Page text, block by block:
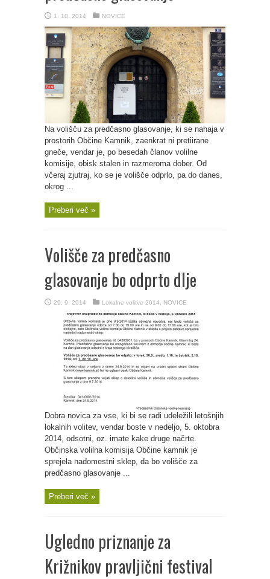
1. 10. 2014 NOVICE
Na volišču za predčasno glasovanje, ki se nahaja v
prostorih Občine Kamnik, zaenkrat ni pretiirane
gneče, vendar je, po besedah članov volilne
komisije, obisk stalen in razmeroma dober. Od
včeraj zjutraj, ko se je volišče odprlo, pa do danes,
okrog ...
Preberi več »
Volišče za predčasno
glasovanje bo odprto dlje
29. 9. 2014 Lokalne volitve 2014 NOVICE
Dobra novica za vse, ki bi se radi udeležili letošnjih
lokalnih volitev, vendar boste v nedeljo, 5. oktobra
2014, odsotni, oz. imate kake druge načrte.
Občinska volilna komisija Občine kamnik je
sprejela nadomestni sklep, da bo volišče za
predčasno glasovanje ...
Preberi več »
Ugledno priznanje za
Križnikov pravljični festival